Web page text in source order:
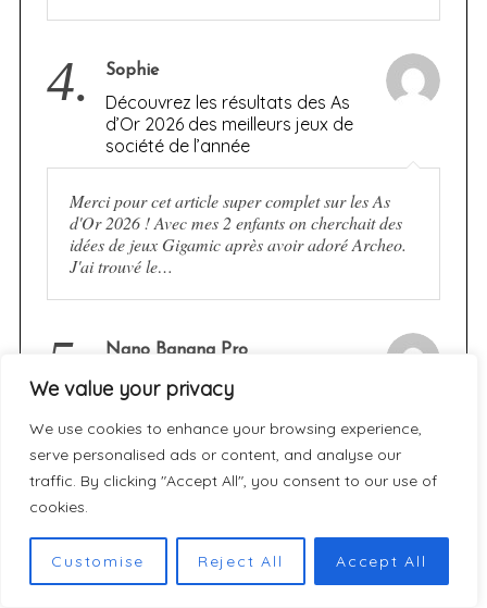
We value your privacy
We use cookies to enhance your browsing experience,
serve personalised ads or content, and analyse our
traffic. By clicking "Accept All", you consent to our use of
cookies.
Customise Reject All Accept All
4. Sophie
Découvrez les résultats des As
d’Or 2026 des meilleurs jeux de
société de l’année
Merci pour cet article super complet sur les As
d'Or 2026 ! Avec mes 2 enfants on cherchait des
idées de jeux Gigamic après avoir adoré Archeo.
J'ai trouvé le…
5. Nano Banana Pro
[JEU] JEKYLL vs. HYDE :
Réussirez-vous à maintenir
l’équilibre sans céder aux
ténèbres ?
Jekyll vs. Hyde looks like a thrilling blend of
game challenges players to resist darkness while
managing resources. The moody art and
suspenseful…